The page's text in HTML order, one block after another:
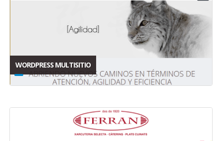
WORDPRESS MULTISITIO